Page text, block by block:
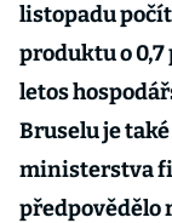
listopadu
produktu o
letos
Bruselu je
ministerstva
předpovědělo